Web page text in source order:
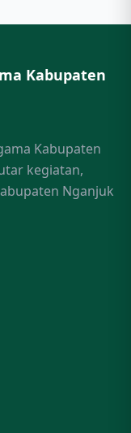
Kabupaten
Kabupaten
kegiatan,
Nganjuk